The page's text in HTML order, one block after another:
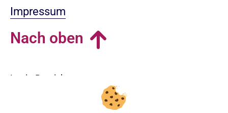
Impressum
Nach oben
Login-Bereich